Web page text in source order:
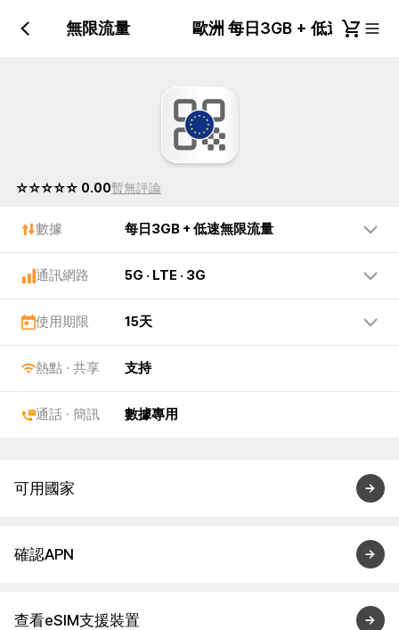
+ 低速無限流量 歐洲 每日3GB + 低速無限
☆☆☆☆☆ 0.00暫無評論
數據 每日3GB + 低速無限流量
通訊網路 5G · LTE · 3G
使用期限 15天
熱點 · 共享 支持
通話 · 簡訊 數據專用
可用國家
確認APN
查看eSIM支援裝置